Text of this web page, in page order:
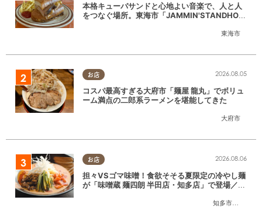
東海市
本格キューバサンドと心地よい音楽で、人と人
をつなぐ場所。東海市「JAMMIN'STANDHOU
お店
大府市
2026.08.05
コスパ最高すぎる大府市「麺屋 龍丸」でボリュ
ーム満点の二郎系ラーメンを堪能してきた
お店
知多市半田市
2026.08.06
担々VSゴマ味噌！食欲そそる夏限定の冷やし麺
が「味噌蔵 麺四朗 半田店・知多店」で登場／ち